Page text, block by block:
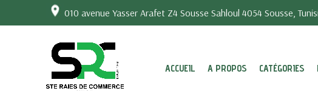
010 avenue Yasser Arafet Z4 Sousse Sahloul 4054 Sousse,
ACCUEIL A PROPOS CATÉGORIES